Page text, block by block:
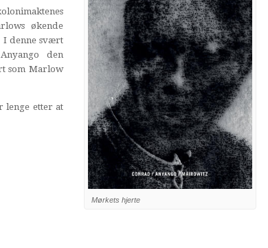
Mørkets hjerte
økende
I denne svært
den
som Marlow
lenge etter at